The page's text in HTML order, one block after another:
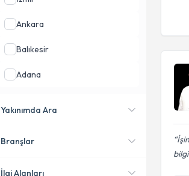
Ankara
Balıkesir
Adana
Yakınımda Ara
Konumuma yakın uzmanları
Branşlar
İlgi Alanları